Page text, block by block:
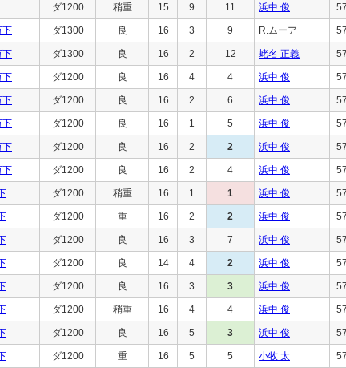
ダ1200 稍重 15 9 11 浜中 俊
下 ダ1300 良 16 3 9 R.ムーア
下 ダ1300 良 16 2 12 蛯名 正義
下 ダ1200 良 16 4 4 浜中 俊
下 ダ1200 良 16 2 6 浜中 俊
下 ダ1200 良 16 1 5 浜中 俊
下 ダ1200 良 16 2 2 浜中 俊
下 ダ1200 良 16 2 4 浜中 俊
ダ1200 稍重 16 1 1 浜中 俊
ダ1200 重 16 2 2 浜中 俊
ダ1200 良 16 3 7 浜中 俊
ダ1200 良 14 4 2 浜中 俊
ダ1200 良 16 3 3 浜中 俊
ダ1200 稍重 16 4 4 浜中 俊
ダ1200 良 16 5 3 浜中 俊
ダ1200 重 16 5 5 小牧 太